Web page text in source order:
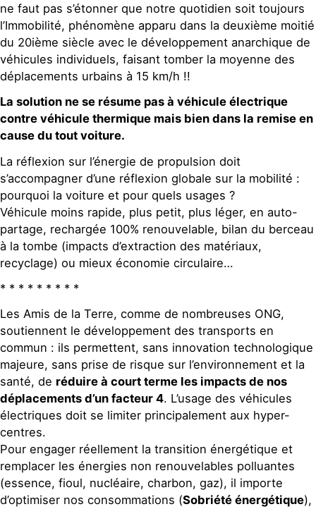
ne faut pas s’étonner que notre quotidien soit toujours
l’Immobilité, phénomène apparu dans la deuxième moitié
du 20ième siècle avec le développement anarchique de
véhicules individuels, faisant tomber la moyenne des
déplacements urbains à 15 km/h !!
La solution ne se résume pas à véhicule électrique
contre véhicule thermique mais bien dans la remise en
cause du tout voiture.
La réflexion sur l’énergie de propulsion doit
s’accompagner d’une réflexion globale sur la mobilité :
pourquoi la voiture et pour quels usages ?
Véhicule moins rapide, plus petit, plus léger, en auto-
partage, rechargée 100% renouvelable, bilan du berceau
à la tombe (impacts d’extraction des matériaux,
recyclage) ou mieux économie circulaire…
* * * * * * * * *
Les Amis de la Terre, comme de nombreuses ONG,
soutiennent le développement des transports en
commun : ils permettent, sans innovation technologique
majeure, sans prise de risque sur l’environnement et la
santé, de réduire à court terme les impacts de nos
déplacements d’un facteur 4. L’usage des véhicules
électriques doit se limiter principalement aux hyper-
centres.
Pour engager réellement la transition énergétique et
remplacer les énergies non renouvelables polluantes
(essence, fioul, nucléaire, charbon, gaz), il importe
d’optimiser nos consommations (Sobriété énergétique),